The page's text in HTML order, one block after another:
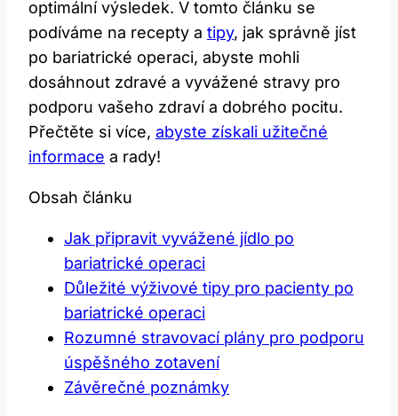
optimální výsledek. V tomto článku se
podíváme na recepty a tipy,⁤ jak správně jíst
po bariatrické ⁢operaci, abyste mohli
dosáhnout zdravé a vyvážené stravy pro
podporu vašeho zdraví a ⁣dobrého pocitu.
Přečtěte si více, abyste získali užitečné
informace a rady!
Obsah článku
Jak připravit vyvážené jídlo po
bariatrické operaci
Důležité výživové tipy pro ⁣pacienty ‍po⁢
bariatrické operaci
Rozumné stravovací plány pro podporu
úspěšného zotavení
Závěrečné poznámky